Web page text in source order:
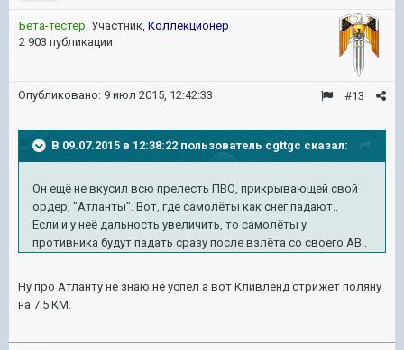
Бета-тестер, Участник, Коллекционер
2 903 публикации
#13
Опубликовано: 9 июл 2015, 12:42:33
В 09.07.2015 в 12:38:22 пользователь cgttgc сказал:
Он ещё не вкусил всю прелесть ПВО, прикрывающей свой
ордер, "Атланты". Вот, где самолёты как снег падают..
Если и у неё дальность увеличить, то самолёты у
противника будут падать сразу после взлёта со своего АВ..
Ну про Атланту не знаю.не успел а вот Кливленд стрижет поляну
на 7.5 КМ.